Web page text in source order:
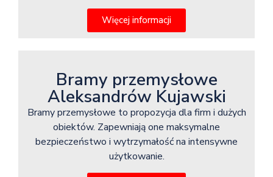
Więcej informacji
Bramy przemysłowe
Aleksandrów Kujawski
Bramy przemysłowe to propozycja dla firm i dużych
obiektów. Zapewniają one maksymalne
bezpieczeństwo i wytrzymałość na intensywne
użytkowanie.